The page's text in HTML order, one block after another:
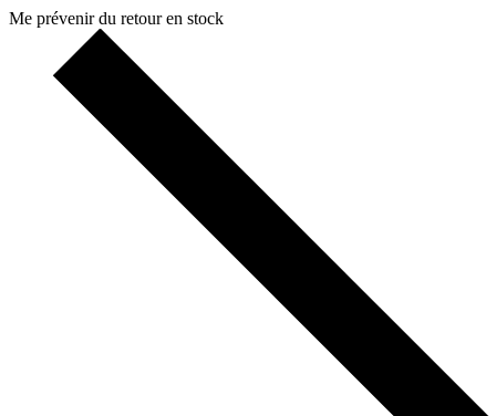
Me prévenir du retour en stock